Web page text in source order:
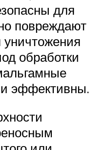
для
повреждают
уничтожения
обработки
эффективны.